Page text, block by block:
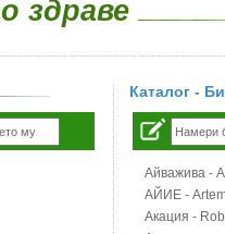
здраве
Каталог -
Айважива -
АЙИЕ -
Акация -